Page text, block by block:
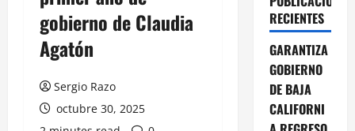
gobierno de Claudia
Agatón
Sergio Razo
octubre 30, 2025
RECIENTES
GARANTIZA
GOBIERNO
DE BAJA
CALIFORNI